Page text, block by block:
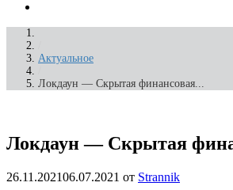
Актуальное
Локдаун — Скрытая финансовая...
Локдаун — Скрытая
26.11.202106.07.2021 от Strannik